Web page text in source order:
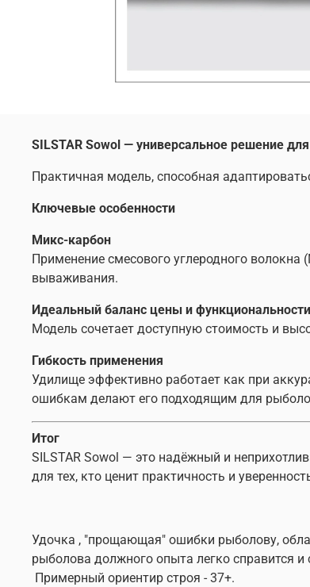
SILSTAR Sowol — универсальное решение
Практичная модель, способная
Ключевые особенности
Микс-карбон
Применение смесового углеродного
вываживания.
Идеальный баланс цены и функциональности
Модель сочетает доступную стоимость и
Гибкость применения
Удилище эффективно работает как при
ошибкам делают его подходящим для
Итог
SILSTAR Sowol — это надёжный и
для тех, кто ценит практичность и
Удочка , "прощающая" ошибки рыболову,
рыболова должного опыта легко справится
Примерный ориентир строя - 37+.